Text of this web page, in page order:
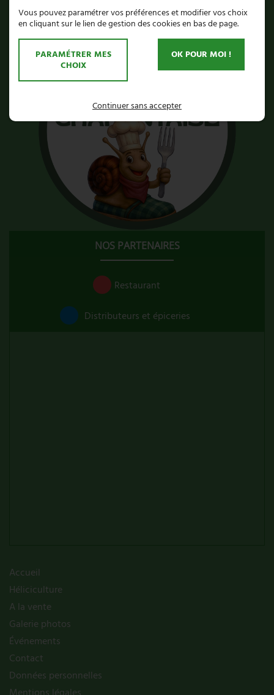
NOS PARTENAIRES
Restaurant
Distributeurs et épiceries
Accueil
Héliciculture
A la vente
Galerie photos
Événements
Contact
Données personnelles
Vous pouvez paramétrer vos préférences et modifier vos choix
en cliquant sur le lien de gestion des cookies en bas de page.
PARAMÉTRER MES
CHOIX
OK POUR MOI !
Continuer sans accepter